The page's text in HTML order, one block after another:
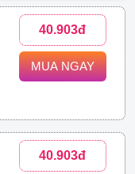
40.903đ
MUA NGAY
40.903đ